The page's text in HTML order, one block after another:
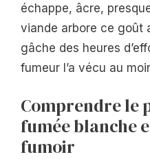
échappe, âcre,
viande arbore ce goût
gâche des heures
fumeur l’a vécu au
Comprendre le
fumée blanche
fumoir